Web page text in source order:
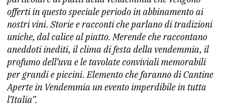
offerti in questo speciale periodo in abbinamento ai
nostri vini. Storie e racconti che parlano di tradizioni
uniche, dal calice al piatto. Merende che raccontano
aneddoti inediti, il clima di festa della vendemmia, il
profumo dell’uva e le tavolate conviviali memorabili
per grandi e piccini. Elemento che faranno di Cantine
Aperte in Vendemmia un evento imperdibile in tutta
l’Italia”.